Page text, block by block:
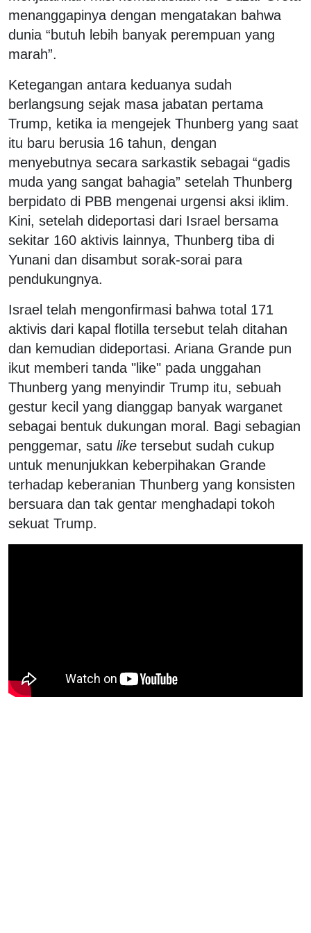
menanggapinya dengan mengatakan bahwa
dunia “butuh lebih banyak perempuan yang
marah”.
Ketegangan antara keduanya sudah
berlangsung sejak masa jabatan pertama
Trump, ketika ia mengejek Thunberg yang saat
itu baru berusia 16 tahun, dengan
menyebutnya secara sarkastik sebagai “gadis
muda yang sangat bahagia” setelah Thunberg
berpidato di PBB mengenai urgensi aksi iklim.
Kini, setelah dideportasi dari Israel bersama
sekitar 160 aktivis lainnya, Thunberg tiba di
Yunani dan disambut sorak-sorai para
pendukungnya.
Israel telah mengonfirmasi bahwa total 171
aktivis dari kapal flotilla tersebut telah ditahan
dan kemudian dideportasi. Ariana Grande pun
ikut memberi tanda "like" pada unggahan
Thunberg yang menyindir Trump itu, sebuah
gestur kecil yang dianggap banyak warganet
sebagai bentuk dukungan moral. Bagi sebagian
penggemar, satu like tersebut sudah cukup
untuk menunjukkan keberpihakan Grande
terhadap keberanian Thunberg yang konsisten
bersuara dan tak gentar menghadapi tokoh
sekuat Trump.